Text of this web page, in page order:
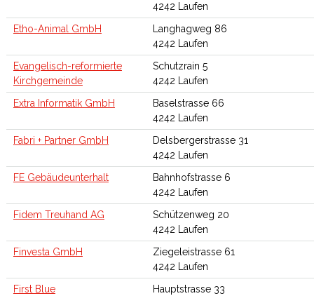
4242 Laufen
Etho-Animal GmbH
Langhagweg 86
4242 Laufen
Evangelisch-reformierte
Kirchgemeinde
Schutzrain 5
4242 Laufen
Extra Informatik GmbH
Baselstrasse 66
4242 Laufen
Fabri + Partner GmbH
Delsbergerstrasse 31
4242 Laufen
FE Gebäudeunterhalt
Bahnhofstrasse 6
4242 Laufen
Fidem Treuhand AG
Schützenweg 20
4242 Laufen
Finvesta GmbH
Ziegeleistrasse 61
4242 Laufen
First Blue
Hauptstrasse 33